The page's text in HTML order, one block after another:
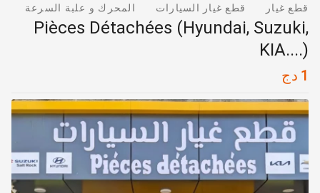
قطع غيار قطع غيار السيارات المحرك و علبة السرعة
Pièces Détachées (Hyundai, Suzuki,
KIA....)
1 دج